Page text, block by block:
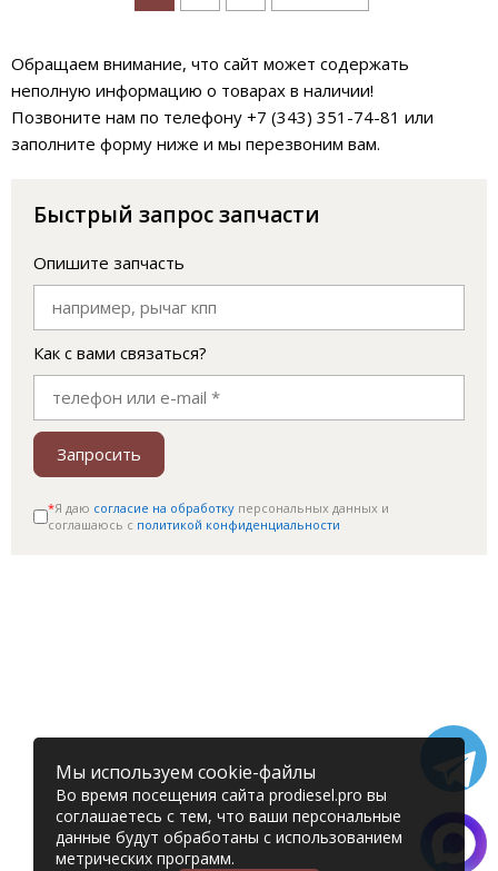
Обращаем внимание, что сайт может содержать
неполную информацию о товарах в наличии!
Позвоните нам по телефону +7 (343) 351-74-81 или
заполните форму ниже и мы перезвоним вам.
Быстрый запрос запчасти
Опишите запчасть
Как с вами связаться?
Запросить
*Я даю согласие на обработку персональных данных и
соглашаюсь c политикой конфиденциальности
Мы используем cookie-файлы
Во время посещения сайта prodiesel.pro вы
соглашаетесь с тем, что ваши персональные
данные будут обработаны с использованием
метрических программ.